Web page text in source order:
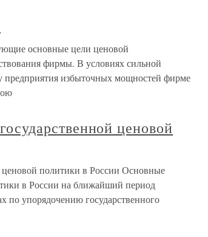
основные цели ценовой
фирмы. В условиях сильной
предприятия избыточных мощностей фирме
ценовой
политики в России Основные
в России на ближайший период
по упорядочению государственного